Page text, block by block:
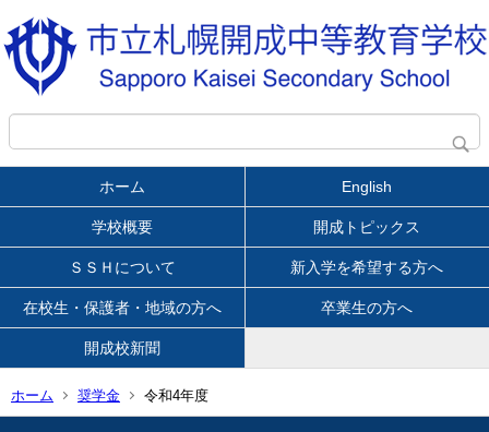
ホーム English
学校概要 開成トピックス
ＳＳＨについて 新入学を希望する方へ
在校生・保護者・地域の方へ 卒業生の方へ
開成校新聞
ホーム 奨学金 令和4年度